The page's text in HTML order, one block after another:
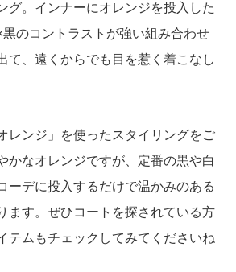
グ。インナーにオレンジを投入した
のコントラストが強い組み合わせ
て、遠くからでも目を惹く着こなし
レンジ」を使ったスタイリングをご
かなオレンジですが、定番の黒や白
ーデに投入するだけで温かみのある
ます。ぜひコートを探されている方
テムもチェックしてみてくださいね